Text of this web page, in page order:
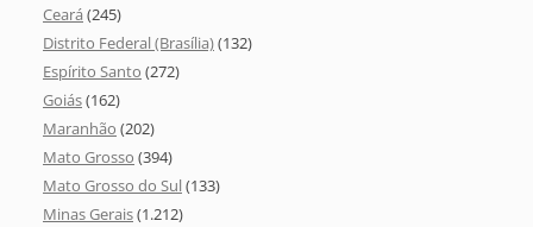
Ceará (245)
Distrito Federal (Brasília)(132)
Espírito Santo (272)
Goiás(162)
Maranhão (202)
Mato Grosso (394)
Mato Grosso do Sul(133)
Minas Gerais(1.212)